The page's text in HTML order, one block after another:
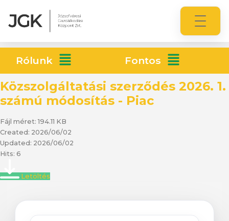
Rólunk Fontos
Közszolgáltatási szerződés 2026. 1.
számú módosítás - Piac
Fájl méret: 194.11 KB
Created: 2026/06/02
Updated: 2026/06/02
Hits: 6
Letöltés